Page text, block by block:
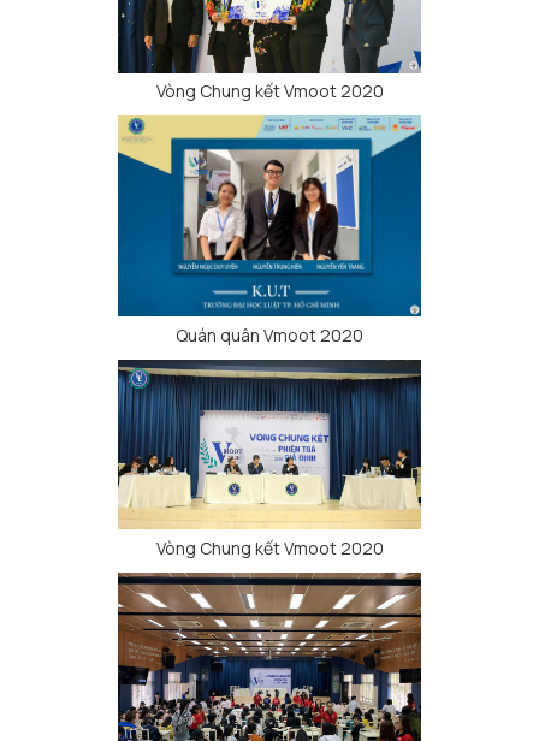
Vòng Chung kết Vmoot 2020
Quán quân Vmoot 2020
Vòng Chung kết Vmoot 2020